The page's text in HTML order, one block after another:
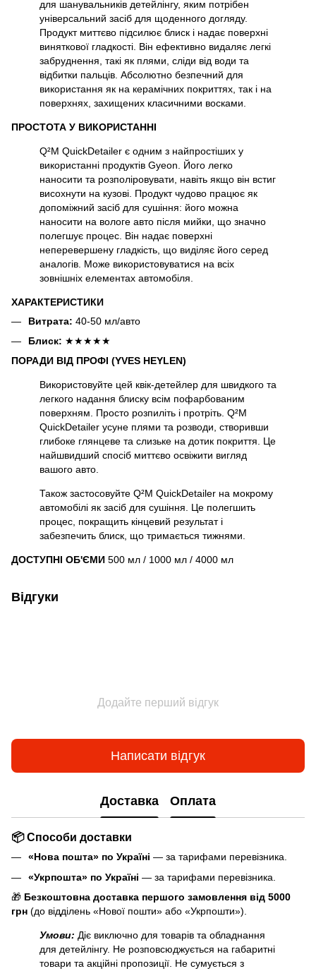
для шанувальників детейлінгу, яким потрібен
універсальний засіб для щоденного догляду.
Продукт миттєво підсилює блиск і надає поверхні
виняткової гладкості. Він ефективно видаляє легкі
забруднення, такі як плями, сліди від води та
відбитки пальців. Абсолютно безпечний для
використання як на керамічних покриттях, так і на
поверхнях, захищених класичними восками.
ПРОСТОТА У ВИКОРИСТАННІ
Q²M QuickDetailer є одним з найпростіших у
використанні продуктів Gyeon. Його легко
наносити та розполіровувати, навіть якщо він встиг
висохнути на кузові. Продукт чудово працює як
допоміжний засіб для сушіння: його можна
наносити на вологе авто після мийки, що значно
полегшує процес. Він надає поверхні
неперевершену гладкість, що виділяє його серед
аналогів. Може використовуватися на всіх
зовнішніх елементах автомобіля.
ХАРАКТЕРИСТИКИ
Витрата: 40-50 мл/авто
Блиск: ★★★★★
ПОРАДИ ВІД ПРОФІ (YVES HEYLEN)
Використовуйте цей квік-детейлер для швидкого та
легкого надання блиску всім пофарбованим
поверхням. Просто розпиліть і протріть. Q²M
QuickDetailer усуне плями та розводи, створивши
глибоке глянцеве та слизьке на дотик покриття. Це
найшвидший спосіб миттєво освіжити вигляд
вашого авто.
Також застосовуйте Q²M QuickDetailer на мокрому
автомобілі як засіб для сушіння. Це полегшить
процес, покращить кінцевий результат і
забезпечить блиск, що тримається тижнями.
ДОСТУПНІ ОБ'ЄМИ 500 мл / 1000 мл / 4000 мл
Відгуки
Додайте перший відгук
Написати відгук
Доставка Оплата
📦 Способи доставки
«Нова пошта» по Україні — за тарифами перевізника.
«Укрпошта» по Україні — за тарифами перевізника.
🎁 Безкоштовна доставка першого замовлення від 5000
грн (до відділень «Нової пошти» або «Укрпошти»).
Умови: Діє виключно для товарів та обладнання
для детейлінгу. Не розповсюджується на габаритні
товари та акційні пропозиції. Не сумується з